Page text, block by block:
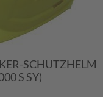
SCHUTZHELM
S SY)